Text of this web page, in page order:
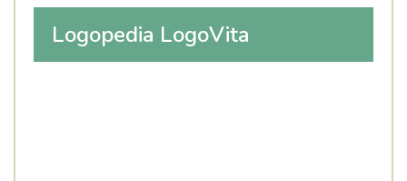
Logopedia LogoVita